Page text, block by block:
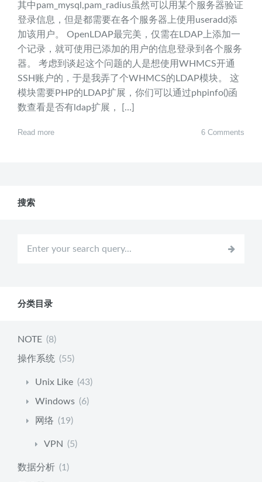
其中pam_mysql,pam_radius虽然可以用某个服务器验证
登录信息，但是都需要在各个服务器上使用useradd添
加该用户。 OpenLDAP最完美，仅需在LDAP上添加一
个记录，就可使用已添加的用户的信息登录到各个服务
器。 考虑到谈起这个问题的人是想使用WHMCS开通
SSH账户的，于是我弄了个WHMCS的LDAP模块。 这
模块需要PHP的LDAP扩展，你们可以通过phpinfo()函
数查看是否有ldap扩展， […]
Read more 6 Comments
搜索
分类目录
NOTE (8)
操作系统 (55)
Unix Like (43)
Windows (6)
网络 (19)
VPN (5)
数据分析 (1)